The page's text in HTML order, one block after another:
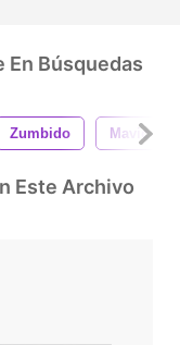
En Búsquedas
Zumbido Mavic
Este Archivo